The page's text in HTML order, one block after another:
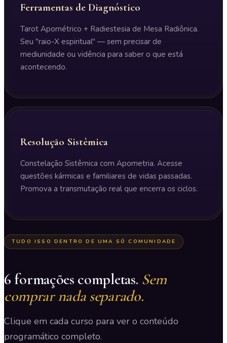
Ferramentas de Diagnóstico
Tarot Apométrico + Radiestesia de Mesa Radiônica.
Seu "raio-X espiritual" — sem precisar de
mediunidade ou vidência para saber o que está
acontecendo.
Resolução Sistêmica
Constelação Sistêmica com Apometria. Acesse
questões kármicas e familiares de vidas passadas.
Promova a transmutação real que encerra os ciclos.
TUDO ISSO DENTRO DE UMA SÓ COMUNIDADE
6 formações completas. Sem
comprar nada separado.
Clique em cada curso para ver o conteúdo
programático completo.